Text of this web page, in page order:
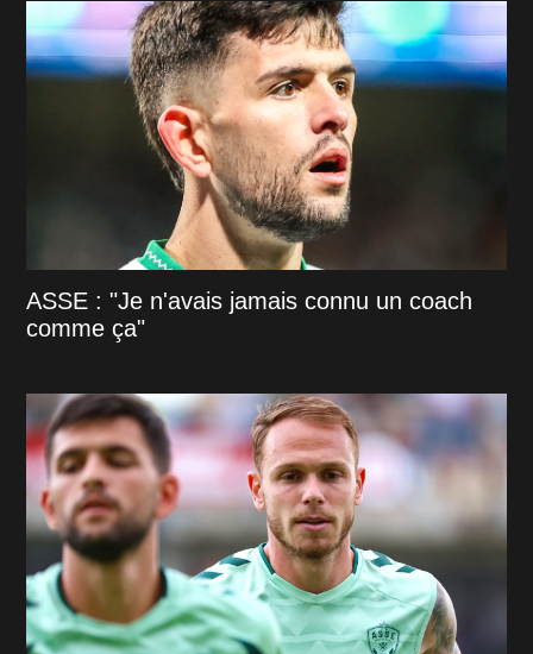
ASSE : "Je n'avais jamais connu un coach
comme ça"